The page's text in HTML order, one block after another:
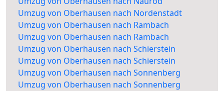
Umzug von Oberhausen nach Nordenstadt
Umzug von Oberhausen nach Rambach
Umzug von Oberhausen nach Rambach
Umzug von Oberhausen nach Schierstein
Umzug von Oberhausen nach Schierstein
Umzug von Oberhausen nach Sonnenberg
Umzug von Oberhausen nach Sonnenberg